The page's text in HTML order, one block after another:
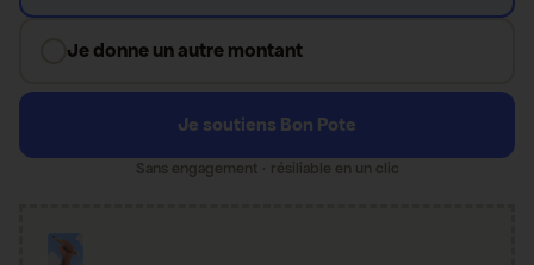
Je donne un autre montant
Je soutiens Bon Pote
Sans engagement · résiliable en un clic